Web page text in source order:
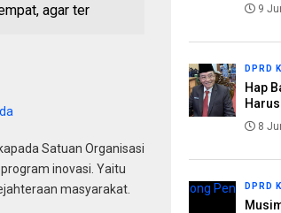
agar ter
Satuan Organisasi
inovasi. Yaitu
masyarakat.
9
DPRD
Hap
8
DPRD